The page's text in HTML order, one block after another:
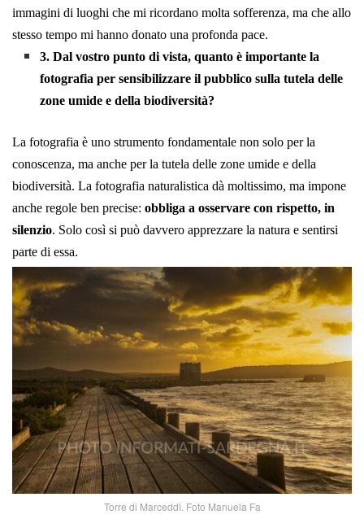
immagini di luoghi che mi ricordano molta sofferenza, ma che allo
stesso tempo mi hanno donato una profonda pace.
3. Dal vostro punto di vista, quanto è importante la
fotografia per sensibilizzare il pubblico sulla tutela delle
zone umide e della biodiversità?
La fotografia è uno strumento fondamentale non solo per la
conoscenza, ma anche per la tutela delle zone umide e della
biodiversità. La fotografia naturalistica dà moltissimo, ma impone
anche regole ben precise: obbliga a osservare con rispetto, in
silenzio. Solo così si può davvero apprezzare la natura e sentirsi
parte di essa.
Torre di Marceddì. Foto Manuela Fa